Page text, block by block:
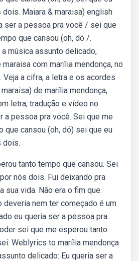
Maiara & maraisa) english
ser a pessoa pra você / sei que
que cansou (oh, dó /.
música assunto delicado,
com marília mendonça, no
Veja a cifra, a letra e os acordes
de marília mendonça,
letra, tradução e vídeo no
a pessoa pra você. Sei que me
que cansou (oh, dó) sei que eu
dois.
tanto tempo que cansou. Sei
nós dois. Fui deixando pra
sua vida. Não era o fim que.
deveria nem ter começado é um
eu queria ser a pessoa pra
sei que me esperou tanto
Weblyrics to marília mendonça
delicado: Eu queria ser a